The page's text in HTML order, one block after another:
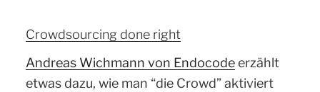
Crowdsourcing done right
Andreas Wichmann von Endocodeerzählt
etwas dazu, wie man “die Crowd” aktiviert